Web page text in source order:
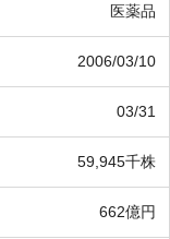
医薬品
2006/03/10
03/31
59,945千株
662億円